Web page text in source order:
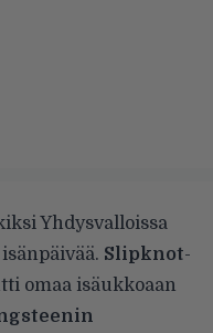
Yhdysvalloissa
Slipknot-
omaa isäukkoaan